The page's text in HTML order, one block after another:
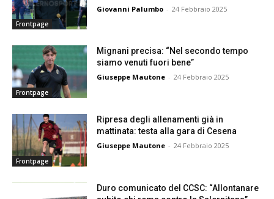
Frontpage
Giovanni Palumbo - 24 Febbraio 2025
Frontpage
Mignani precisa: “Nel secondo tempo
siamo venuti fuori bene”
Giuseppe Mautone - 24 Febbraio 2025
Frontpage
Ripresa degli allenamenti già in
mattinata: testa alla gara di Cesena
Giuseppe Mautone - 24 Febbraio 2025
Duro comunicato del CCSC: “Allontanare